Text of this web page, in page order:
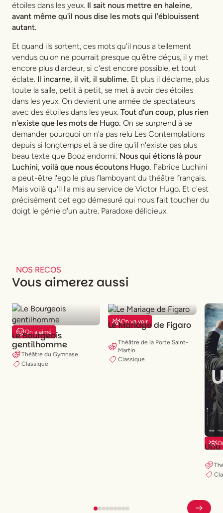
étoiles dans les yeux. Il sait nous mettre en haleine,
avant même qu'il nous dise les mots qui l'éblouissent
autant.
Et quand ils sortent, ces mots qu'il nous a tellement
vendus qu'on ne pourrait presque qu'être déçus, il y met
encore plus d'ardeur, si c'est encore possible, et tout
éclate. Il incarne, il vit, il sublime. Et plus il déclame, plus
toute la salle, petit à petit, se met à avoir des étoiles
dans les yeux. On devient une armée de spectateurs
avec des étoiles dans les yeux. Tout d'un coup, plus rien
n'existe que les mots de Hugo. On se surprend à se
demander pourquoi on n'a pas relu Les Contemplations
depuis si longtemps et à se dire qu'il n'existe pas plus
beau texte que Booz endormi. Nous qui étions là pour
Luchini, voilà que nous écoutons Hugo. Fabrice Luchini
a peut-être l'ego le plus flamboyant du théâtre français.
Mais voilà qu'il l'a mis au service de Victor Hugo. Et c'est
précisément cet ego démesuré qui nous fait toucher du
doigt le génie d'un autre. Paradoxe délicieux.
NOS RECOS
Vous aimerez aussi
On a aimé
Le Bourgeois
gentilhomme
Théâtre du Gymnase
Classique
On va voir
Le Mariage de Figaro
Théâtre de la Porte Saint-
Martin
Classique
Ubu